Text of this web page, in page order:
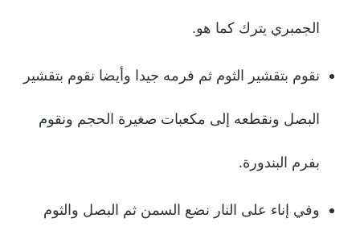
الجمبري يترك كما هو.
نقوم بتقشير الثوم ثم فرمه جيدا وأيضا نقوم بتقشير
البصل ونقطعه إلى مكعبات صغيرة الحجم ونقوم
بفرم البندورة.
وفي إناء على النار نضع السمن ثم البصل والثوم